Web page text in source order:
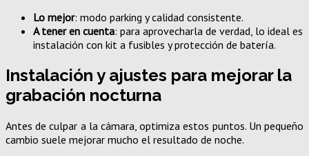
Lo mejor: modo parking y calidad consistente.
A tener en cuenta: para aprovecharla de verdad, lo ideal es
instalación con kit a fusibles y protección de batería.
Instalación y ajustes para mejorar la
grabación nocturna
Antes de culpar a la cámara, optimiza estos puntos. Un pequeño
cambio suele mejorar mucho el resultado de noche.